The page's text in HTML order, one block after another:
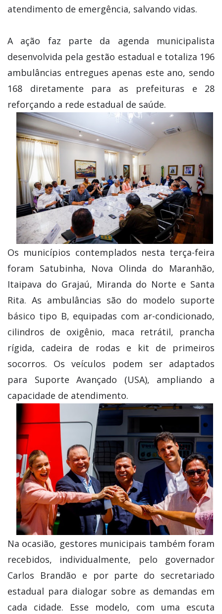
atendimento de emergência, salvando vidas.
A ação faz parte da agenda municipalista
desenvolvida pela gestão estadual e totaliza 196
ambulâncias entregues apenas este ano, sendo
168 diretamente para as prefeituras e 28
reforçando a rede estadual de saúde.
Os municípios contemplados nesta terça-feira
foram Satubinha, Nova Olinda do Maranhão,
Itaipava do Grajaú, Miranda do Norte e Santa
Rita. As ambulâncias são do modelo suporte
básico tipo B, equipadas com ar-condicionado,
cilindros de oxigênio, maca retrátil, prancha
rígida, cadeira de rodas e kit de primeiros
socorros. Os veículos podem ser adaptados
para Suporte Avançado (USA), ampliando a
capacidade de atendimento.
Na ocasião, gestores municipais também foram
recebidos, individualmente, pelo governador
Carlos Brandão e por parte do secretariado
estadual para dialogar sobre as demandas em
cada cidade. Esse modelo, com uma escuta